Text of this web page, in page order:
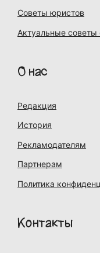
Советы юристов
Актуальные советы
О нас
Редакция
История
Рекламодателям
Партнерам
Политика
Контакты